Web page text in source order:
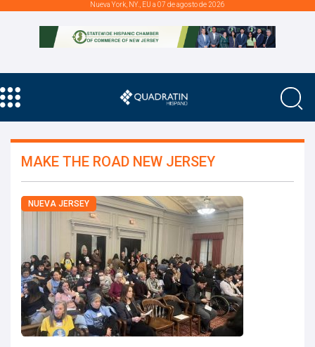
Nueva York, NY., EU a 07 de agosto de 2026
MAKE THE ROAD NEW JERSEY
NUEVA JERSEY